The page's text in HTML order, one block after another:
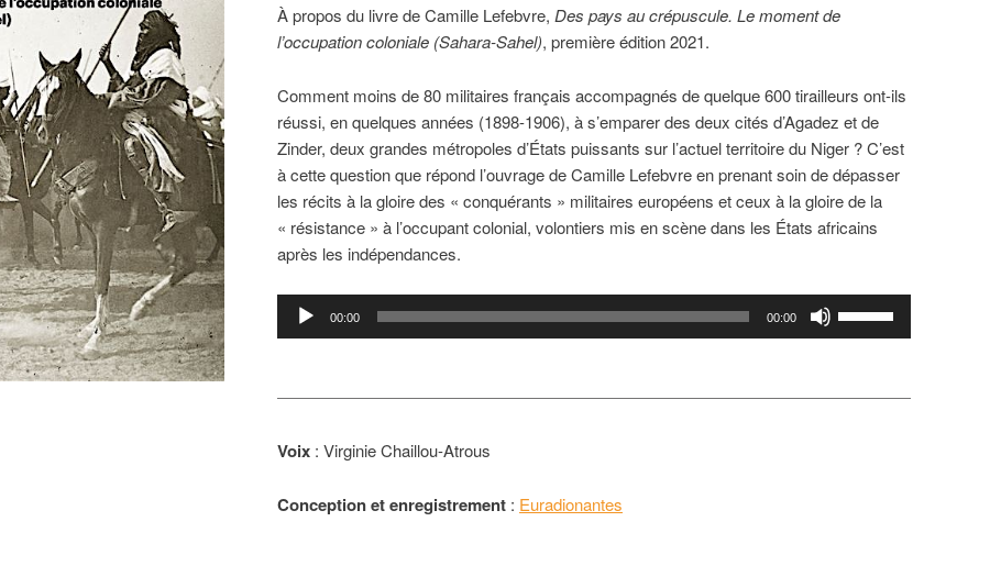
À propos du livre de Camille Lefebvre, Des pays au crépuscule. Le moment de
l’occupation coloniale (Sahara-Sahel), première édition 2021.
Comment moins de 80 militaires français accompagnés de quelque 600 tirailleurs ont-ils
réussi, en quelques années (1898-1906), à s’emparer des deux cités d’Agadez et de
Zinder, deux grandes métropoles d’États puissants sur l’actuel territoire du Niger ? C’est
à cette question que répond l’ouvrage de Camille Lefebvre en prenant soin de dépasser
les récits à la gloire des « conquérants » militaires européens et ceux à la gloire de la
« résistance » à l’occupant colonial, volontiers mis en scène dans les États africains
après les indépendances.
Lecteur
00:00 00:00
Voix : Virginie Chaillou-Atrous
Conception et enregistrement : Euradionantes